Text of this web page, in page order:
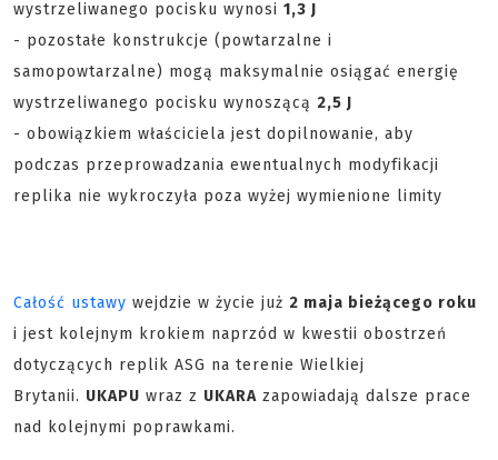
wystrzeliwanego pocisku wynosi 1,3 J
- pozostałe konstrukcje (powtarzalne i
samopowtarzalne) mogą maksymalnie osiągać energię
wystrzeliwanego pocisku wynoszącą 2,5 J
- obowiązkiem właściciela jest dopilnowanie, aby
podczas przeprowadzania ewentualnych modyfikacji
replika nie wykroczyła poza wyżej wymienione limity
Całość ustawy wejdzie w życie już 2 maja bieżącego roku
i jest kolejnym krokiem naprzód w kwestii obostrzeń
dotyczących replik ASG na terenie Wielkiej
Brytanii. UKAPU wraz z UKARA zapowiadają dalsze prace
nad kolejnymi poprawkami.